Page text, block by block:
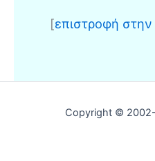
[επιστροφή στην
Copyright ©